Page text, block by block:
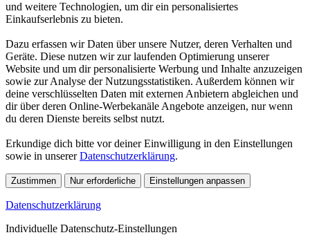
und weitere Technologien, um dir ein personalisiertes
Einkaufserlebnis zu bieten.
Dazu erfassen wir Daten über unsere Nutzer, deren Verhalten und
Geräte. Diese nutzen wir zur laufenden Optimierung unserer
Website und um dir personalisierte Werbung und Inhalte anzuzeigen
sowie zur Analyse der Nutzungsstatistiken. Außerdem können wir
deine verschlüsselten Daten mit externen Anbietern abgleichen und
dir über deren Online-Werbekanäle Angebote anzeigen, nur wenn
du deren Dienste bereits selbst nutzt.
Erkundige dich bitte vor deiner Einwilligung in den Einstellungen
sowie in unsererDatenschutzerklärung.
Zustimmen Nur erforderliche Einstellungen anpassen
Datenschutzerklärung
Individuelle Datenschutz-Einstellungen